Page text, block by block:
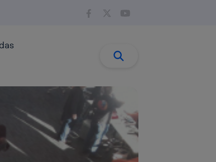
Buscar